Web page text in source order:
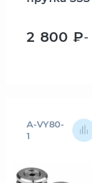
2 800 ₽-
A-VY80-
1